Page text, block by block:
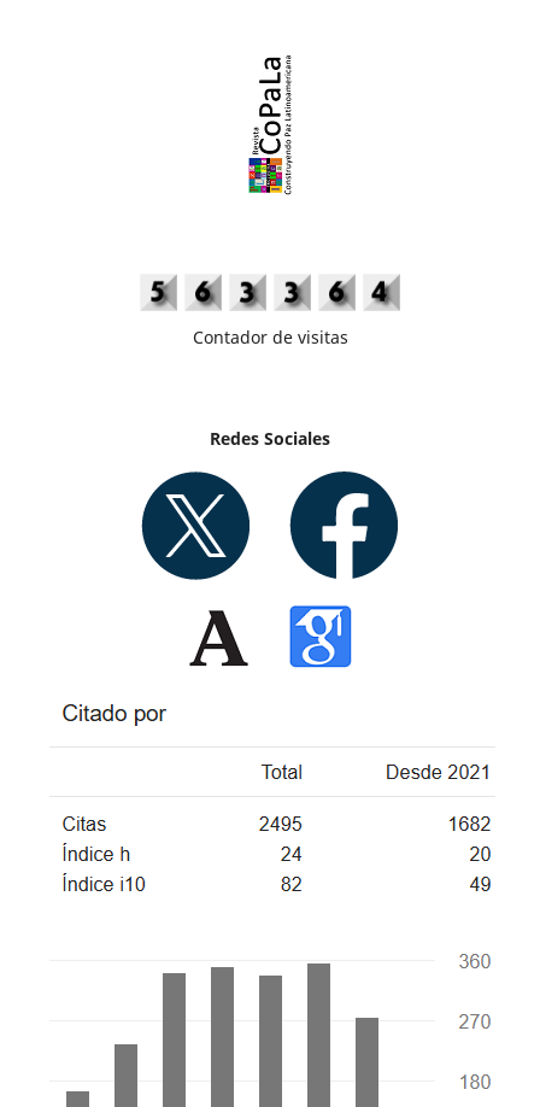
Contador de visitas
Redes Sociales